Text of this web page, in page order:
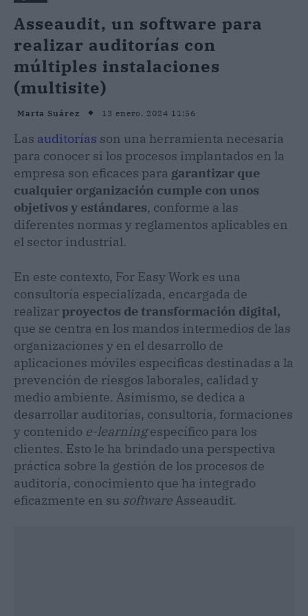
Asseaudit, un software para
realizar auditorías con
múltiples instalaciones
(multisite)
Marta Suárez 13 enero, 2024 11:56
Las auditorías son una herramienta necesaria
para conocer si los procesos implantados en la
empresa son eficaces para garantizar que
cualquier organización cumple con unos
objetivos y estándares, conforme a las
diferentes normas y reglamentos aplicables en
el sector industrial.
En este contexto, For Easy Work es una
consultoría especializada, encargada de
realizarproyectos de transformación digital,
que se centra en los mandos intermedios de las
organizaciones y en el desarrollo de
aplicaciones móviles específicas destinadas a la
prevención de riesgos laborales, calidad y
medio ambiente. Asimismo, se dedica a
desarrollar auditorías, consultoría, formaciones
y contenido e-learningespecífico para los
clientes. Esto le ha brindado una perspectiva
práctica sobre la gestión de los procesos de
auditoría, conocimiento que ha integrado
eficazmente en su softwareAsseaudit.